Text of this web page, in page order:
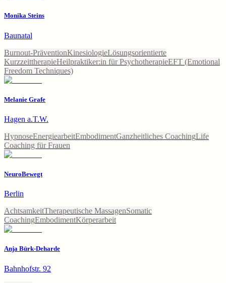
Monika Steins
Baunatal
Burnout-PräventionKinesiologieLösungsorientierte
KurzzeittherapieHeilpraktiker:in für PsychotherapieEFT (Emotional
Freedom Techniques)
Melanie Grafe
Hagen a.T.W.
HypnoseEnergiearbeitEmbodimentGanzheitliches CoachingLife
Coaching für Frauen
NeuroBewegt
Berlin
AchtsamkeitTherapeutische MassagenSomatic
CoachingEmbodimentKörperarbeit
Anja Bürk-Deharde
Bahnhofstr. 92